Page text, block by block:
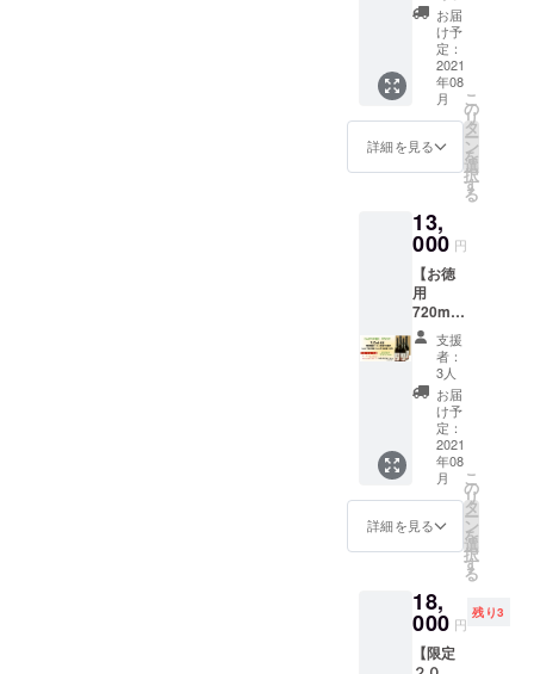
ご指定
いただ
けま
す。
セージ
でお知
らせく
ださ
い。
※「応援
した
い！」
へ送り
たい」
と思っ
て頂い
ている
方向け
のプラ
ンで
す。 想
いや製
品、
サービ
スなど
にご共
感いた
だき
「応援
感じた
方は是
非、こ
の宣伝
本を2本
箱で３
件の宛
先にお
送りし
ます。
お届け
先は備
考欄、
もしく
セージ
でお知
らせく
ださ
い。 ・
Party
Goddes
UZUME
for
Relaxat
Level 3
純米大
吟醸
300ml ×
1本 ・
Goddes
UZUME
for
Relaxat
ion
お届
け予
定：
2021
年08
月
詳細を見る
こ
の
リ
タ
ー
ン
を
選
択
す
る
13,
000 円
【お徳
用
720ml4
本セッ
ト】
720ml
４本＋
オリジ
ナルエ
コバッ
クを 宅
配用段
ボール
カート
ンで指
定の住
届けし
ます。
・Party
Goddes
支援
者：
3人
お届
け予
定：
2021
年08
月
詳細を見る
こ
の
リ
タ
ー
ン
を
選
択
す
る
18,
000 円
残り3
【限定